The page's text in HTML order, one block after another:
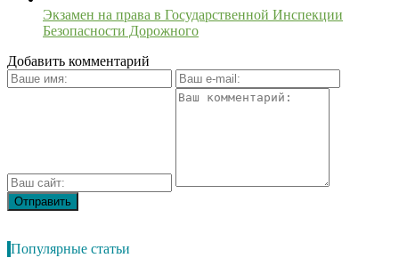
Экзамен на права в Государственной Инспекции
Безопасности Дорожного
Добавить комментарий
Популярные статьи